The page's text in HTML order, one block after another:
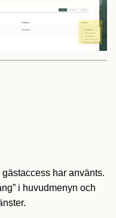
har använts.
i huvudmenyn och